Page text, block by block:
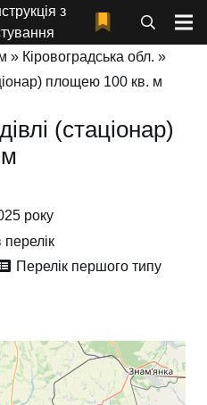
з
» Кіровоградська обл. »
площею 100 кв. м
(стаціонар)
року
Перелік першого типу